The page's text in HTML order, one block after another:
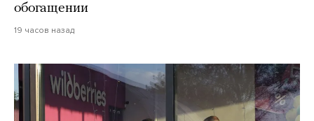
обогащении
19 часов назад